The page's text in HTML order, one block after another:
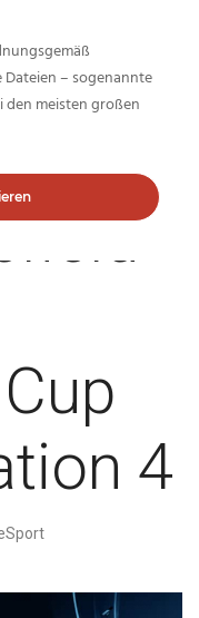
4
– sogenannte
den meisten großen